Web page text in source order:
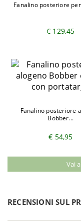
Fanalino posteriore per
€ 129,45
Fanalino posteriore
Bobber...
€ 54,95
Vai
RECENSIONI SUL